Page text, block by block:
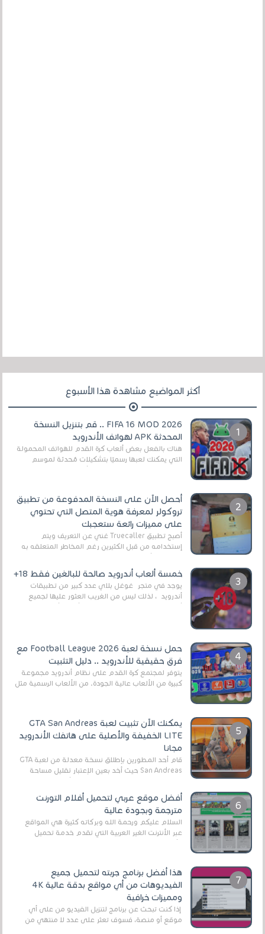
أكثر المواضيع مشاهدة هذا الأسبوع
FIFA 16 MOD 2026 .. قم بتنزيل النسخة
المحدثة APK لهواتف الأندرويد
هناك بالفعل بعض ألعاب كرة القدم للهواتف المحمولة
التي يمكنك لعبها رسميًا بتشكيلات مُحدثة لموسم
أحصل الآن على النسخة المدفوعة من تطبيق
تروكولر لمعرفة هوية المتصل التي تحتوي
على مميزات رائعة ستعجبك
أصبح تطبيق Truecaller غني عن التعريف ويتم
إستخدامه من قبل الكثيرين رغم المخاطر المتعلقه به
خمسة ألعاب أندرويد صالحة للبالغين فقط 18+
يوجد في متجر غوغل بلاي عدد كبير من تطبيقات
أندرويد ، لذلك ليس من الغريب العثور عليها لجميع
حمل نسخة لعبة Football League 2026 مع
فرق حقيقية للأندرويد .. دليل التثبيت
يتوفر لمجتمع كرة القدم على نظام أندرويد مجموعة
كبيرة من الألعاب عالية الجودة. من الألعاب الرسمية مثل
يمكنك الآن تثبيت لعبة GTA San Andreas
LITE الخفيفة والأصلية على هاتفك الأندرويد
مجانا
قام أحد المطورين بإطلاق نسخة معدلة من لعبة GTA
San Andreas حيث أخد بعين الإعتبار تقليل مساحة
أفضل موقع عربي لتحميل أفلام التورنت
مترجمة وبجودة عالية
السلام عليكم ورحمة الله وبركاته كثيرة هي المواقع
عبر الأنترنت الغير العربية التي تقدم خدمة تحميل
هذا أفضل برنامج جربته لتحميل جميع
الفيديوهات من أي مواقع بدقة عالية 4K
ومميزات خرافية
إذا كنت تبحث عن برنامج لتنزيل الفيديو من على أي
موقع أو منصة، فسوف تعثر على عدد لا منتهي من